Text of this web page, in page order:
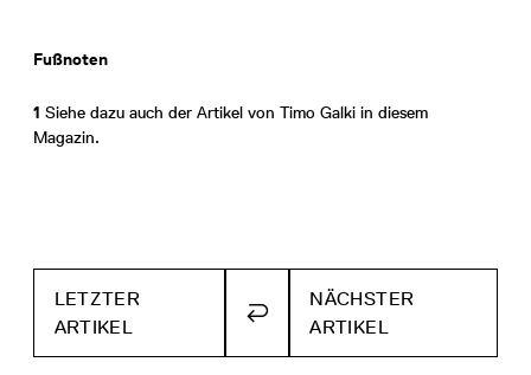
Fußnoten
1 Siehe dazu auch der Artikel von Timo Galki in diesem
Magazin.
LETZTER
ARTIKEL
ZURÜCK
ZUR
NÄCHSTER
ARTIKEL